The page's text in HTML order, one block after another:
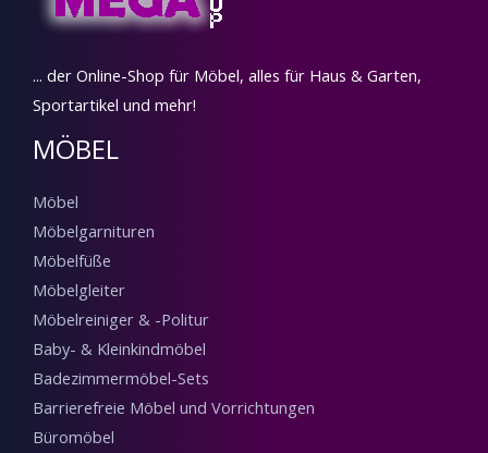
... der Online-Shop für Möbel, alles für Haus & Garten,
Sportartikel und mehr!
MÖBEL
Möbel
Möbelgarnituren
Möbelfüße
Möbelgleiter
Möbelreiniger & -Politur
Baby- & Kleinkindmöbel
Badezimmermöbel-Sets
Barrierefreie Möbel und Vorrichtungen
Büromöbel